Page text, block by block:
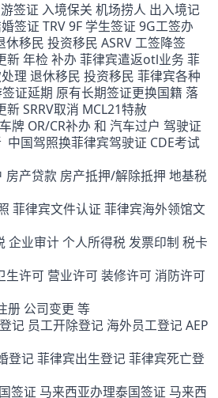
签证 入境保关 机场捞人 出入境记
签证 TRV 9F 学生签证 9G工签办
移民 投资移民 ASRV 工签降签
新 年检 补办 菲律宾遣返otl业务 菲
理 退休移民 投资移民 菲律宾各种
证延期 原有长期签证更换国籍 落
新 SRRV取消 MCL21特赦
牌 OR/CR补办 和 汽车过户 驾驶证
中国驾照换菲律宾驾驶证 CDE考试
房产贷款 房产抵押/解除抵押 地基税
菲律宾文件认证 菲律宾海外领馆文
企业审计 个人所得税 发票印制 税卡
生许可 营业许可 装修许可 消防许可
册 公司变更 等
记 员工开除登记 海外员工登记 AEP
登记 菲律宾出生登记 菲律宾死亡登
签证 马来西亚办理泰国签证 马来西